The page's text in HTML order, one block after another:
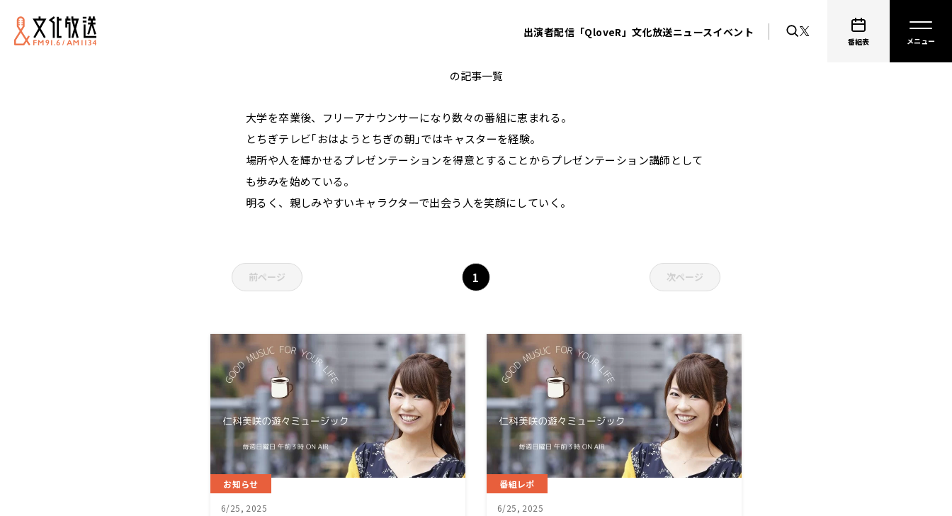
出演者配信「QloveR」文化放送ニュースイベント
番組表
の記事一覧
大学を卒業後、フリーアナウンサーになり数々の番組に恵まれる。
とちぎテレビ｢おはようとちぎの朝｣ではキャスターを経験。
場所や人を輝かせるプレゼンテーションを得意とすることからプレゼンテーション講師として
も歩みを始めている。
明るく、親しみやすいキャラクターで出会う人を笑顔にしていく。
前ページ 1 次ページ
お知らせ
6/25, 2025
番組レポ
6/25, 2025